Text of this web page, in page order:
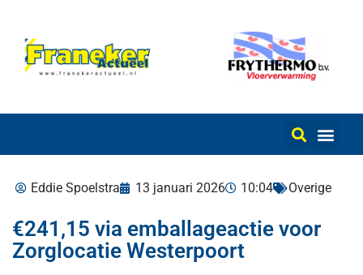
Eddie Spoelstra 13 januari 2026 10:04 Overige
€241,15 via emballageactie voor
Zorglocatie Westerpoort